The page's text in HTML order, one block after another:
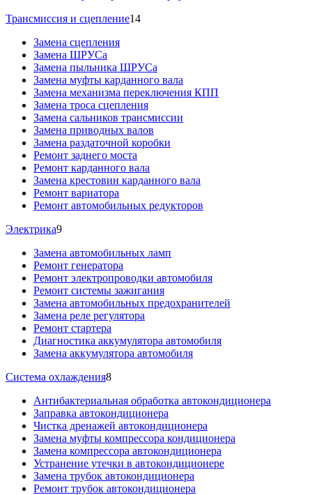
Трансмиссия и сцепление14
Замена сцепления
Замена ШРУСа
Замена пыльника ШРУСа
Замена муфты карданного вала
Замена механизма переключения КПП
Замена троса сцепления
Замена сальников трансмиссии
Замена приводных валов
Замена раздаточной коробки
Ремонт заднего моста
Ремонт карданного вала
Замена крестовин карданного вала
Ремонт вариатора
Ремонт автомобильных редукторов
Электрика9
Замена автомобильных ламп
Ремонт генератора
Ремонт электропроводки автомобиля
Ремонт системы зажигания
Замена автомобильных предохранителей
Замена реле регулятора
Ремонт стартера
Диагностика аккумулятора автомобиля
Замена аккумулятора автомобиля
Система охлаждения8
Антибактериальная обработка автокондиционера
Заправка автокондиционера
Чистка дренажей автокондиционера
Замена муфты компрессора кондиционера
Замена компрессора автокондиционера
Устранение утечки в автокондиционере
Замена трубок автокондиционера
Ремонт трубок автокондиционера